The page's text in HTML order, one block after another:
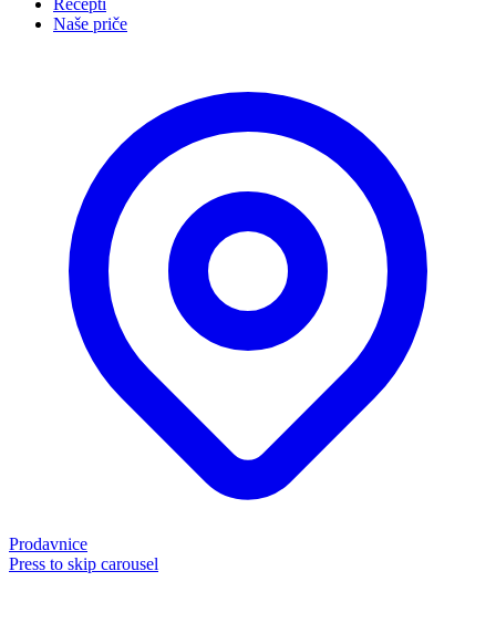
Recepti
Naše priče
Prodavnice
Press to skip carousel